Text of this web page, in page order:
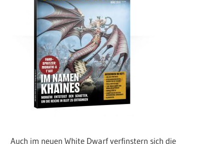
Auch im neuen White Dwarf verfinstern sich die